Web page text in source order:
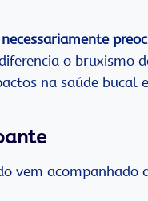
o bruxismo
na saúde bucal
vem acompanhado